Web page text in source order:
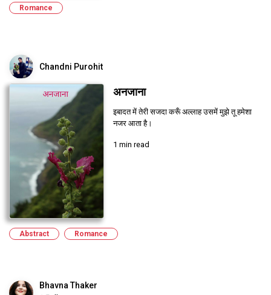
Romance
Chandni Purohit
अनजाना
इबादत में तेरी सजदा करूँ अल्लाह उसमें मुझे तू हमेशा
नजर आता है।
1 min read
Abstract Romance
Bhavna Thaker